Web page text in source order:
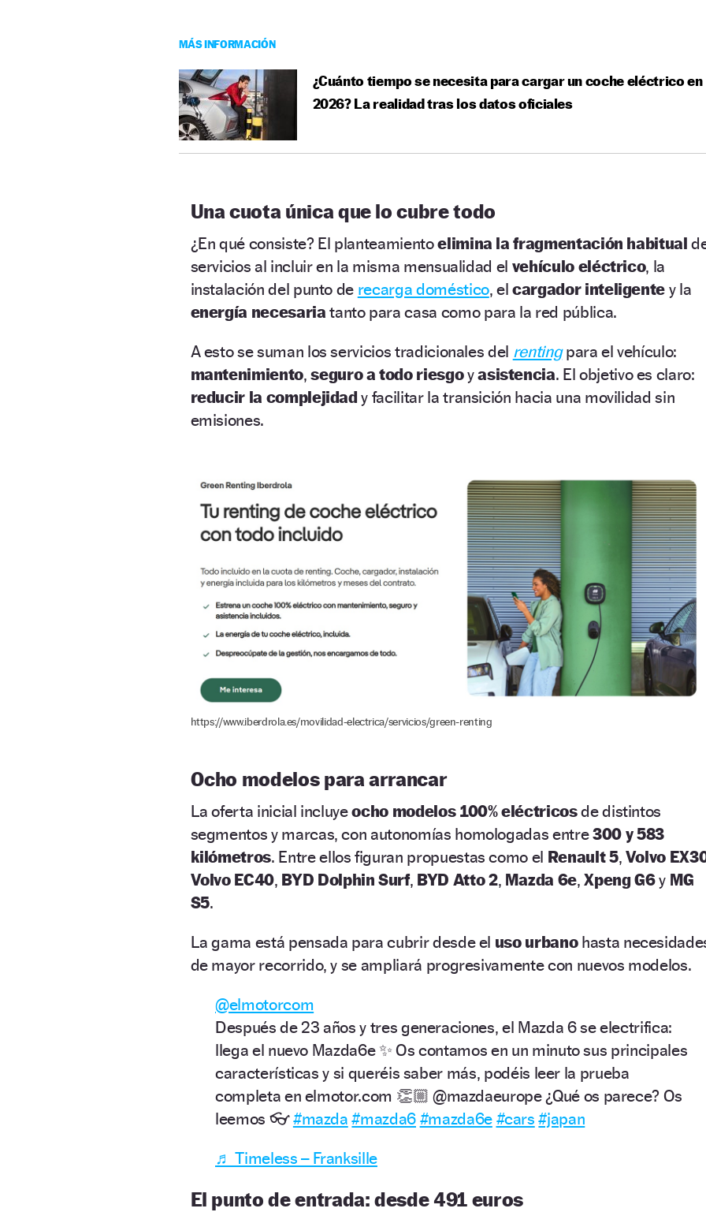
MÁS INFORMACIÓN
¿Cuánto tiempo se necesita para cargar un coche eléctrico en
2026? La realidad tras los datos oficiales
Una cuota única que lo cubre todo
¿En qué consiste? El planteamientoelimina la fragmentación habitual
servicios al incluir en la misma mensualidad el vehículo eléctrico, la
instalación del punto de recarga doméstico, elcargador inteligente y la
energía necesaria tanto para casa como para la red pública.
A esto se suman los servicios tradicionales del rentingpara el vehículo:
mantenimiento,seguro a todo riesgoyasistencia. El objetivo es claro:
reducir la complejidady facilitar la transición hacia una movilidad sin
emisiones.
https://www.iberdrola.es/movilidad-electrica/servicios/green-renting
Ocho modelos para arrancar
La oferta inicial incluyeocho modelos 100% eléctricosde distintos
segmentos y marcas, con autonomías homologadas entre300 y 583
kilómetros. Entre ellos figuran propuestas como el Renault 5, Volvo
Volvo EC40, BYD Dolphin Surf, BYD Atto 2, Mazda 6e,Xpeng G6y MG
S5.
La gama está pensada para cubrir desde el uso urbano hasta
de mayor recorrido, y se ampliará progresivamente con nuevos modelos.
@elmotorcom
Después de 23 años y tres generaciones, el Mazda 6 se electrifica:
llega el nuevo Mazda6e ✨ Os contamos en un minuto sus principales
características y si queréis saber más, podéis leer la prueba
completa en elmotor.com 👏🏼 @mazdaeurope ¿Qué os parece? Os
leemos 👓#mazda #mazda6 #mazda6e #cars #japan
♬ Timeless – Franksille
El punto de entrada: desde 491 euros